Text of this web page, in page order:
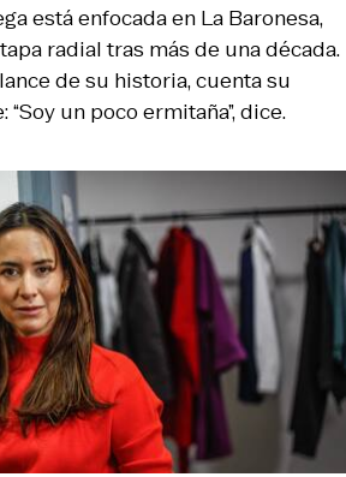
está enfocada en La Baronesa,
radial tras más de una década.
de su historia, cuenta su
un poco ermitaña”, dice.